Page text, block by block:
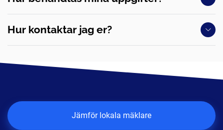
Hur kontaktar jag er?
Jämför lokala mäklare